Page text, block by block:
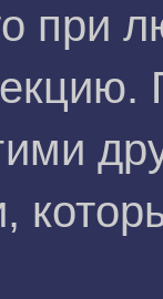
при